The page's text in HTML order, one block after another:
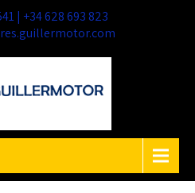
| +34 628 693 823